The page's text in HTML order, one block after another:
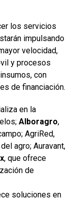
los servicios
impulsando
velocidad,
y procesos
con
de financiación.
en la
Alboragro,
AgriRed,
agro; Auravant,
, que ofrece
de
soluciones en